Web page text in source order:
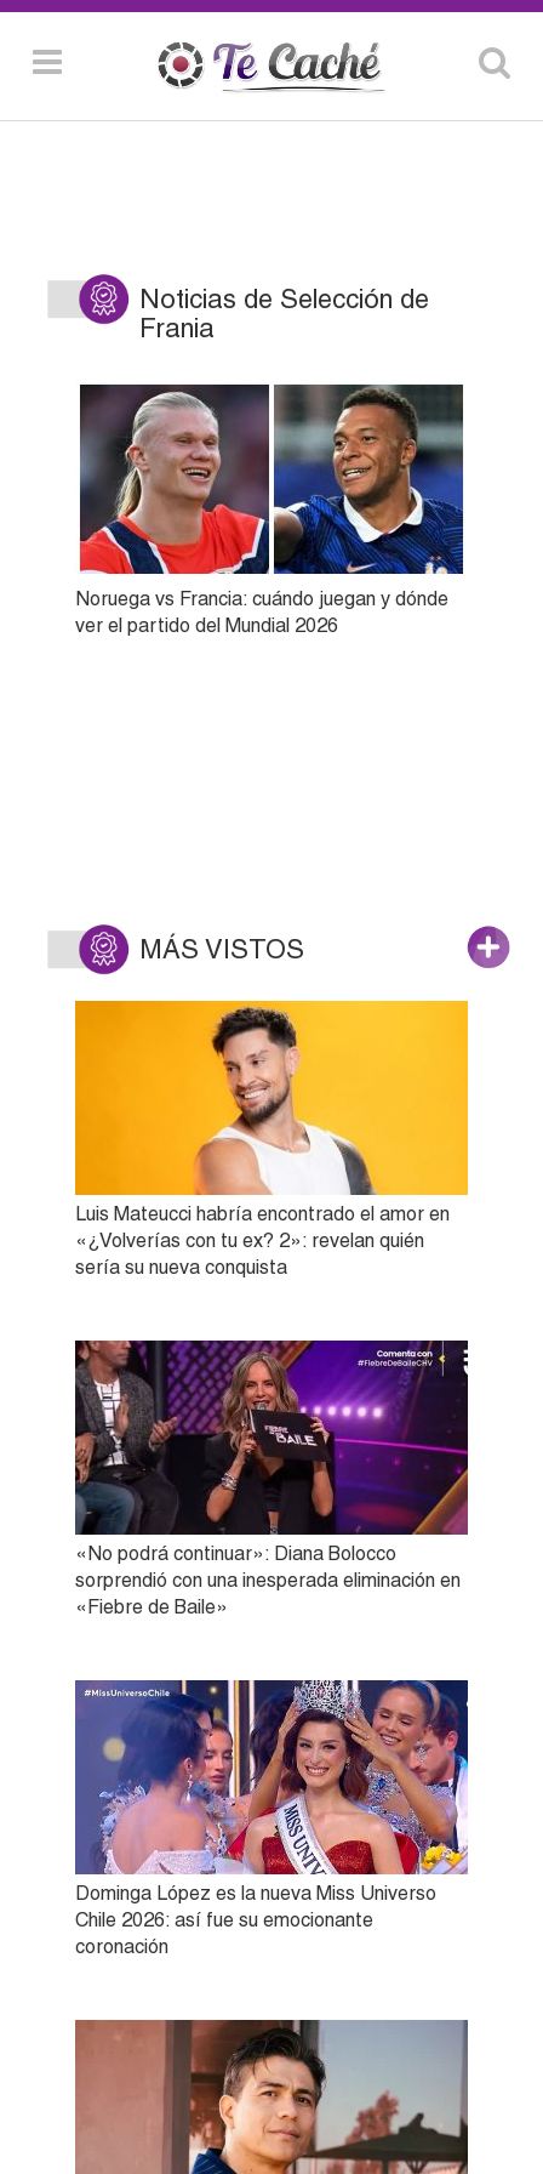
Noticias de Selección de
Frania
Noruega vs Francia: cuándo juegan y dónde
ver el partido del Mundial 2026
MÁS VISTOS
Luis Mateucci habría encontrado el amor en
«¿Volverías con tu ex? 2»: revelan quién
sería su nueva conquista
«No podrá continuar»: Diana Bolocco
sorprendió con una inesperada eliminación en
«Fiebre de Baile»
Dominga López es la nueva Miss Universo
Chile 2026: así fue su emocionante
coronación